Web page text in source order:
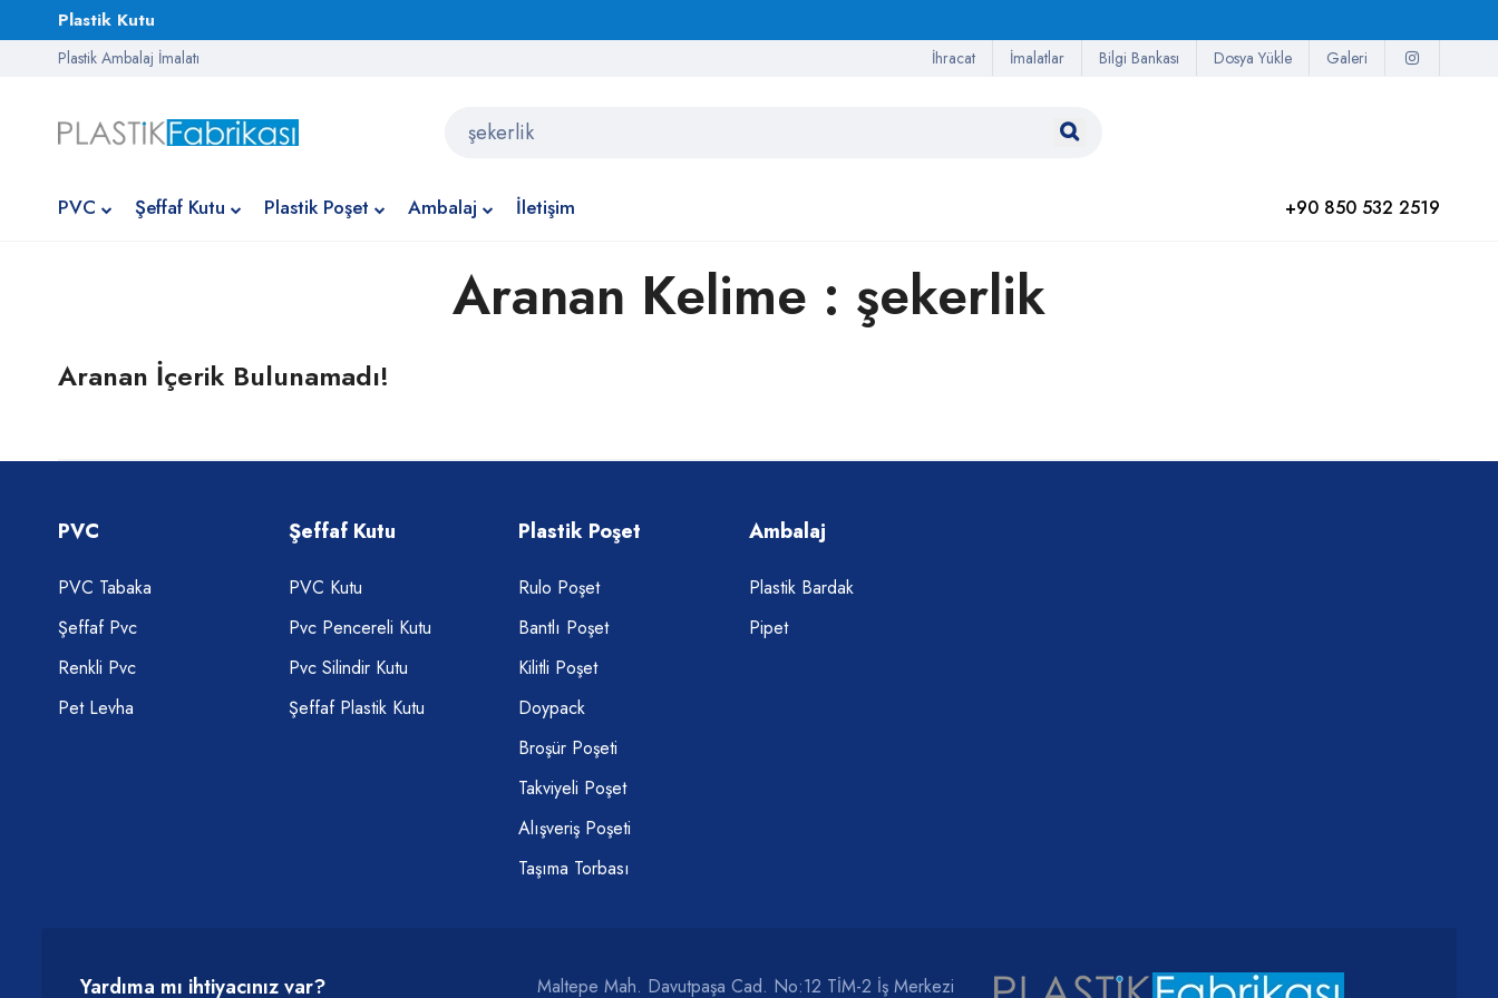
Plastik Kutu
Plastik Ambalaj İmalatı İhracat İmalatlar Bilgi Bankası Dosya Yükle Galeri
PVC Şeffaf Kutu Plastik Poşet Ambalaj İletişim +90 850 532 2519
Aranan Kelime : şekerlik
Aranan İçerik Bulunamadı!
PVC
PVC Tabaka
Şeffaf Pvc
Renkli Pvc
Pet Levha
Şeffaf Kutu
PVC Kutu
Pvc Pencereli Kutu
Pvc Silindir Kutu
Şeffaf Plastik Kutu
Plastik Poşet
Rulo Poşet
Bantlı Poşet
Kilitli Poşet
Doypack
Broşür Poşeti
Takviyeli Poşet
Alışveriş Poşeti
Taşıma Torbası
Ambalaj
Plastik Bardak
Pipet
Yardıma mı ihtiyacınız var? Maltepe Mah. Davutpaşa Cad. No:12 TİM-2 İş Merkezi